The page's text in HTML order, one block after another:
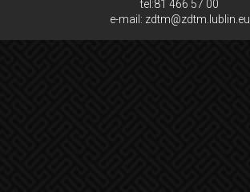
tel:81 466 57 00
e-mail: zdtm@zdtm.lublin.eu